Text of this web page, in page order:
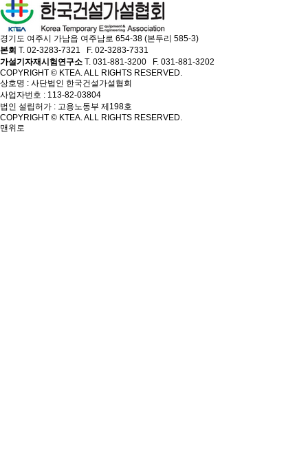
경기도 여주시 가남읍 여주남로 654-38 (본두리 585-3)
본회 T. 02-3283-7321 F. 02-3283-7331
가설기자재시험연구소 T. 031-881-3200 F. 031-881-3202
COPYRIGHT © KTEA. ALL RIGHTS RESERVED.
상호명 : 사단법인 한국건설가설협회
사업자번호 : 113-82-03804
법인 설립허가 : 고용노동부 제198호
COPYRIGHT © KTEA. ALL RIGHTS RESERVED.
맨위로